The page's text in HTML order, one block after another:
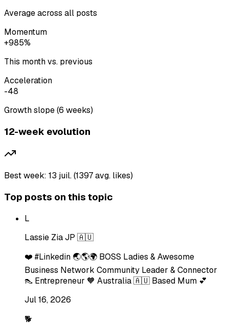
Average across all posts
Momentum
+985%
This month vs. previous
Acceleration
-48
Growth slope (6 weeks)
12-week evolution
Best week: 13 juil. (1397 avg. likes)
Top posts on this topic
L
Lassie Zia JP 🇦🇺
❤️ #Linkedin 🌏🌎🌍 BOSS Ladies & Awesome
Business Network Community Leader & Connector
👠 Entrepreneur 🧡 Australia 🇦🇺 Based Mum 💕
Jul 16, 2026
🐕